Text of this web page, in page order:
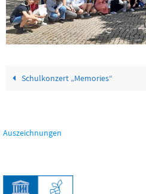
Schulkonzert „Memories“
Auszeichnungen